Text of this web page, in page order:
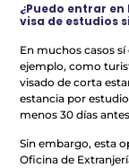
¿Puedo entrar
visa de estudios
En muchos casos
ejemplo, como
visado de corta
estancia por
menos 30 días
Sin embargo, esta
Oficina de